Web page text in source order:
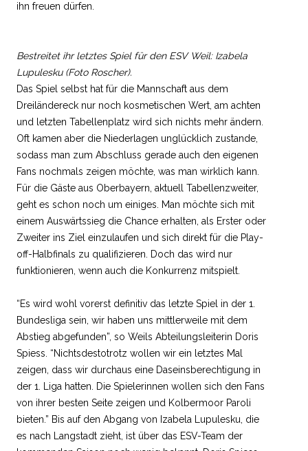
ihn freuen dürfen.
Bestreitet ihr letztes Spiel für den ESV Weil: Izabela
Lupulesku (Foto Roscher).
Das Spiel selbst hat für die Mannschaft aus dem
Dreiländereck nur noch kosmetischen Wert, am achten
und letzten Tabellenplatz wird sich nichts mehr ändern.
Oft kamen aber die Niederlagen unglücklich zustande,
sodass man zum Abschluss gerade auch den eigenen
Fans nochmals zeigen möchte, was man wirklich kann.
Für die Gäste aus Oberbayern, aktuell Tabellenzweiter,
geht es schon noch um einiges. Man möchte sich mit
einem Auswärtssieg die Chance erhalten, als Erster oder
Zweiter ins Ziel einzulaufen und sich direkt für die Play-
off-Halbfinals zu qualifizieren. Doch das wird nur
funktionieren, wenn auch die Konkurrenz mitspielt.
“Es wird wohl vorerst definitiv das letzte Spiel in der 1.
Bundesliga sein, wir haben uns mittlerweile mit dem
Abstieg abgefunden”, so Weils Abteilungsleiterin Doris
Spiess. “Nichtsdestotrotz wollen wir ein letztes Mal
zeigen, dass wir durchaus eine Daseinsberechtigung in
der 1. Liga hatten. Die Spielerinnen wollen sich den Fans
von ihrer besten Seite zeigen und Kolbermoor Paroli
bieten.” Bis auf den Abgang von Izabela Lupulesku, die
es nach Langstadt zieht, ist über das ESV-Team der